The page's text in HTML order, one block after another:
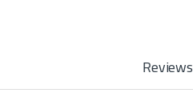
Reviews